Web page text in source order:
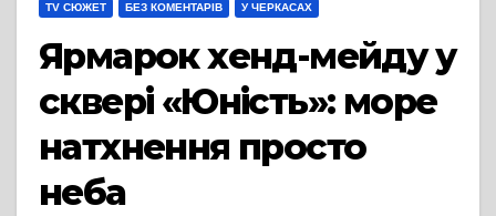
TV СЮЖЕТ БЕЗ КОМЕНТАРІВ У ЧЕРКАСАХ
Ярмарок хенд-мейду у
сквері «Юність»: море
натхнення просто
неба